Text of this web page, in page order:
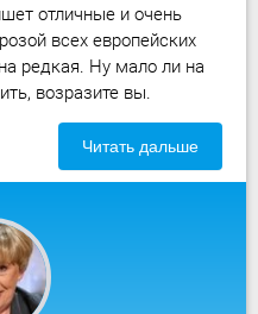
отличные и очень
всех европейских
редкая. Ну мало ли на
возразите вы.
Читать дальше